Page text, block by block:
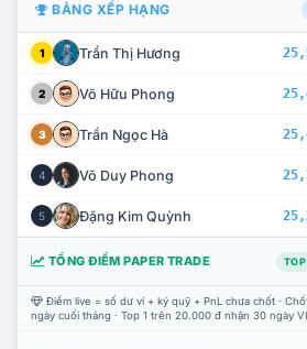
BẢNG XẾP HẠNG
1 Trần Thị Hương
2 Võ Hữu Phong
3 Trần Ngọc Hà
4 Võ Duy Phong
5 Đặng Kim Quỳnh
TỔNG ĐIỂM PAPER TRADE
Điểm live = số dư ví + ký quỹ + PnL chưa chốt ·
ngày cuối tháng · Top 1 trên 20.000 đ nhận 30 ngày